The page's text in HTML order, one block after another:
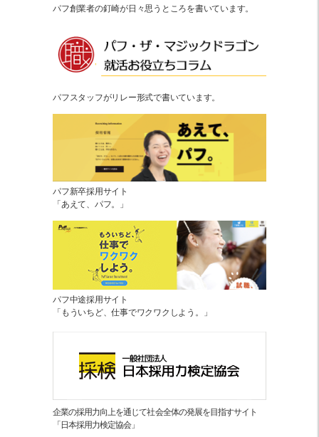
パフ創業者の釘崎が日々思うところを書いています。
パフスタッフがリレー形式で書いています。
パフ新卒採用サイト
「あえて、パフ。」
パフ中途採用サイト
「もういちど、仕事でワクワクしよう。」
企業の採用力向上を通じて社会全体の発展を目指すサイト
「日本採用力検定協会」